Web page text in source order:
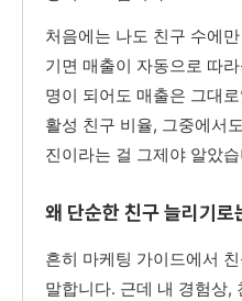
처음에는 나도 친구 수에
기면 매출이 자동으로 따
명이 되어도 매출은 그대
활성 친구 비율, 그중에서
진이라는 걸 그제야 알았
왜 단순한 친구 늘리기로
흔히 마케팅 가이드에서
말합니다. 근데 내 경험상,